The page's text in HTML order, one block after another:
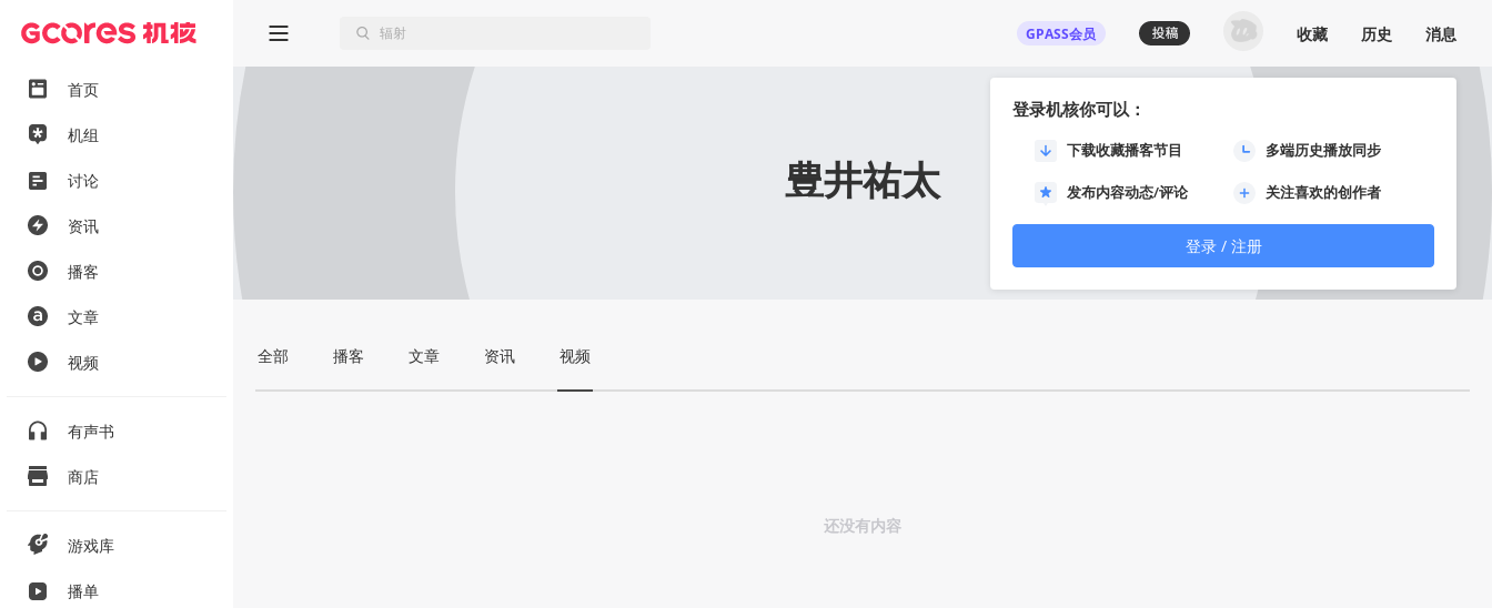
首页
机组
讨论
资讯
播客
文章
视频
有声书
商店
游戏库
播单
GPASS会员
登录机核你可以：
下载收藏播客节目 多端历史播放同步
发布内容动态/评论 关注喜欢的创作者
登录 / 注册
收藏 历史 消息
豊井祐太
全部 播客 文章 资讯 视频
还没有内容